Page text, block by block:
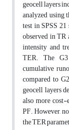
geocell layers
analyzed using
test in SPSS
observed in
intensity and
TER. The
cumulative
compared to
geocell layers
also more
PF. However,
the TER